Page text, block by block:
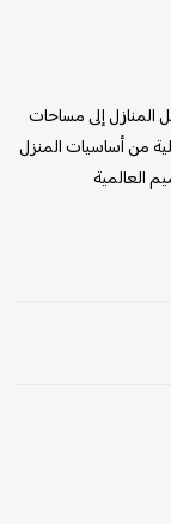
إلى مساحات
من أساسيات المنزل
العالمية